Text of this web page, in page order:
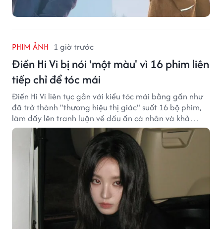
PHIM ẢNH 1 giờ trước
Điền Hi Vi bị nói 'một màu' vì 16 phim liên
tiếp chỉ để tóc mái
Điền Hi Vi liên tục gắn với kiểu tóc mái bằng gần như
đã trở thành "thương hiệu thị giác" suốt 16 bộ phim,
làm dấy lên tranh luận về dấu ấn cá nhân và khả
năng biến hóa trên màn ảnh.